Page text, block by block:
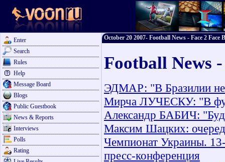
Enter
Search
Rules
Help
Message Board
Blogs
Public Guestbook
News & Reports
Interviews
Polls
Rating
October 20 2007- Football News - Face 2 Face
Football News
ЭДМАР: "В Бразилии не
Мирча ЛУЧЕСКУ: "В
Александр БАБИЧ:
Максим Шацких:
Чемпионат Украины.
пресс-конференция